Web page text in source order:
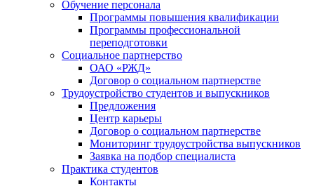
Обучение персонала
Программы повышения квалификации
Программы профессиональной
переподготовки
Социальное партнерство
ОАО «РЖД»
Договор о социальном партнерстве
Трудоустройство студентов и выпускников
Предложения
Центр карьеры
Договор о социальном партнерстве
Мониторинг трудоустройства выпускников
Заявка на подбор специалиста
Практика студентов
Контакты